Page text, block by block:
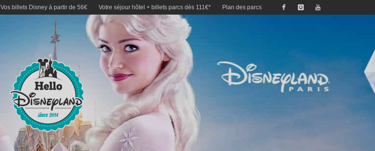
Vos billets Disney à partir de 56€ Votre séjour hôtel + billets parcs dès 111€* Plan des parcs